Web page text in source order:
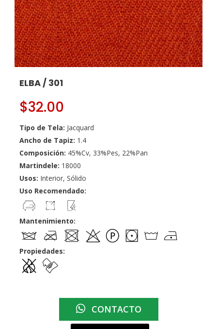
ELBA / 301
$32.00
Tipo de Tela: Jacquard
Ancho de Tapiz: 1.4
Composición: 45%Cv, 33%Pes, 22%Pan
Martindele: 18000
Usos: Interior, Sólido
Uso Recomendado:
Mantenimiento:
Propiedades:
CONTACTO